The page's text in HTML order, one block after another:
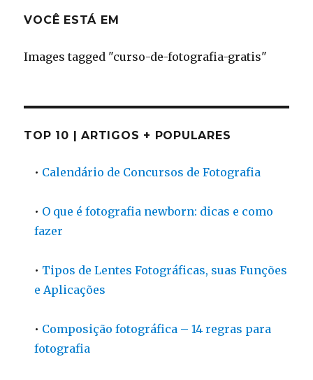
VOCÊ ESTÁ EM
Images tagged "curso-de-fotografia-gratis"
TOP 10 | ARTIGOS + POPULARES
• Calendário de Concursos de Fotografia
• O que é fotografia newborn: dicas e como
fazer
• Tipos de Lentes Fotográficas, suas Funções
e Aplicações
• Composição fotográfica – 14 regras para
fotografia